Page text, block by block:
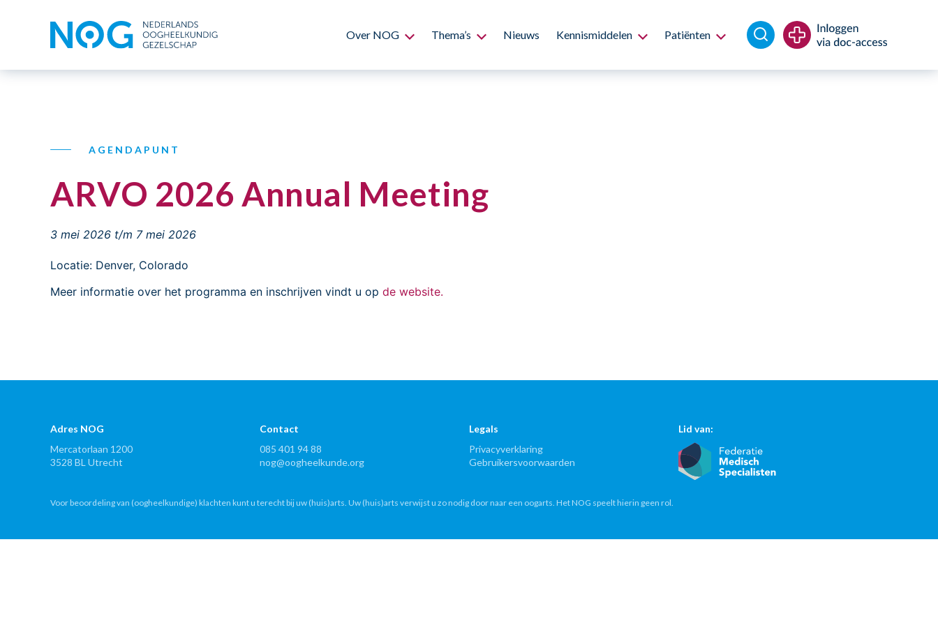
Over NOG Thema’s Nieuws Kennismiddelen Patiënten
AGENDAPUNT
ARVO 2026 Annual Meeting
3 mei 2026 t/m 7 mei 2026
Locatie: Denver, Colorado
Meer informatie over het programma en inschrijven vindt u op de website.
Adres NOG
Mercatorlaan 1200
3528 BL Utrecht
Contact
085 401 94 88
nog@oogheelkunde.org
Legals
Privacyverklaring
Gebruikersvoorwaarden
Lid van:
Voor beoordeling van (oogheelkundige) klachten kunt u terecht bij uw (huis)arts. Uw (huis)arts verwijst u zo nodig door naar een oogarts. Het NOG speelt hierin geen rol.